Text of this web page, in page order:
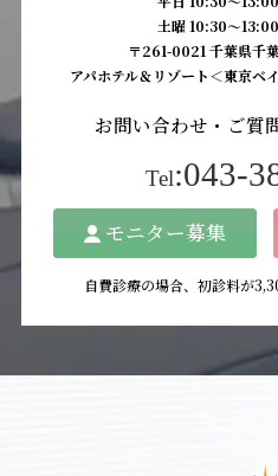
土曜 10:30〜
〒261-0021 千葉県千
アパホテル＆リゾート＜東京ベ
お問い合わせ・ご質
Tel:043-
モニター募集
自費診療の場合、初診料が